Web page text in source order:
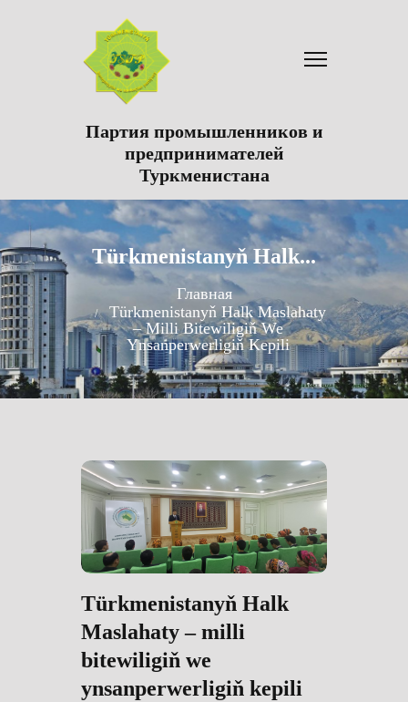
Партия промышленников и
предпринимателей
Туркменистана
Türkmenistanyň Halk...
Главная
Türkmenistanyň Halk Maslahaty
– Milli Bitewiligiň We
Ynsanperwerligiň Kepili
Türkmenistanyň Halk
Maslahaty – milli
bitewiligiň we
ynsanperwerligiň kepili